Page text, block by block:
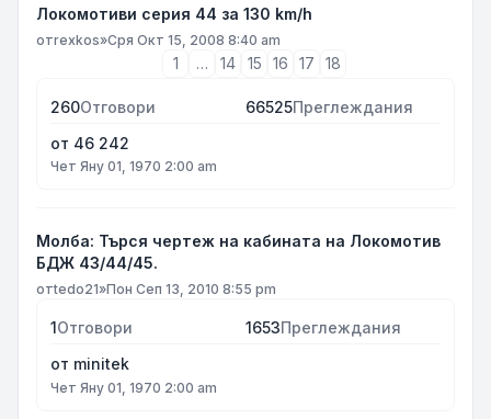
Локомотиви серия 44 за 130 km/h
отrexkos»Сря Окт 15, 2008 8:40 am
1 … 14 15 16 17 18
260Отговори 66525Преглеждания
от 46 242
Чет Яну 01, 1970 2:00 am
Молба: Търся чертеж на кабината на Локомотив
БДЖ 43/44/45.
отtedo21»Пон Сеп 13, 2010 8:55 pm
1Отговори 1653Преглеждания
от minitek
Чет Яну 01, 1970 2:00 am